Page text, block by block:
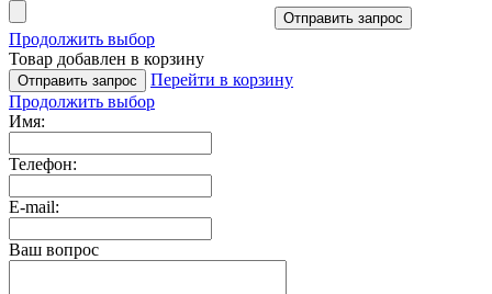
Отправить запрос
Продолжить выбор
Товар добавлен в корзину
Отправить запрос
Перейти в корзину
Продолжить выбор
Имя:
Телефон:
E-mail:
Ваш вопрос